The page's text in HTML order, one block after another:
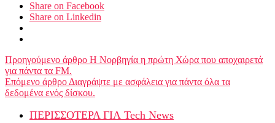
Share on Facebook
Share on Linkedin
Προηγούμενο άρθρο Η Νορβηγία η πρώτη Χώρα που αποχαιρετά
για πάντα τα FM.
Επόμενο άρθροΔιαγράψτε με ασφάλεια για πάντα όλα τα
δεδομένα ενός δίσκου.
ΠΕΡΙΣΣΟΤΕΡΑ ΓΙΑ Tech News